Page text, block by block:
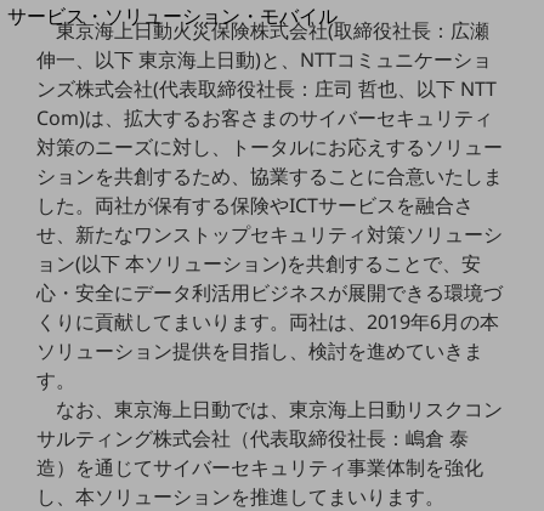
サービス・ソリューション・モバイル
サービス・ソリューションTOP
DXに関する課題を解決する
サービス・ソリューションをご紹介
カテゴリーで探す
カテゴリーで探すTOP
ネットワーク・モバイル
クラウド・データセンター
電話・映像コミュニケーション
セキュリティ
東京海上日動火災保険株式会社(取締役社長：広瀬
伸一、以下 東京海上日動)と、NTTコミュニケーショ
ンズ株式会社(代表取締役社長：庄司 哲也、以下 NTT
Com)は、拡大するお客さまのサイバーセキュリティ
対策のニーズに対し、トータルにお応えするソリュー
ションを共創するため、協業することに合意いたしま
した。両社が保有する保険やICTサービスを融合さ
せ、新たなワンストップセキュリティ対策ソリューシ
ョン(以下 本ソリューション)を共創することで、安
心・安全にデータ利活用ビジネスが展開できる環境づ
くりに貢献してまいります。両社は、2019年6月の本
ソリューション提供を目指し、検討を進めていきま
す。
なお、東京海上日動では、東京海上日動リスクコン
サルティング株式会社（代表取締役社長：嶋倉 泰
造）を通じてサイバーセキュリティ事業体制を強化
し、本ソリューションを推進してまいります。